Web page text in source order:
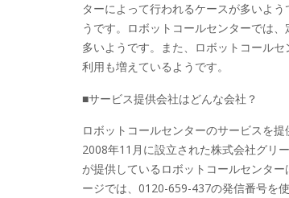
ターによって行われるケースが多いよ
うです。ロボットコールセンターでは
多いようです。また、ロボットコール
利用も増えているようです。
■サービス提供会社はどんな会社？
ロボットコールセンターのサービスを
2008年11月に設立された株式会社グリ
が提供しているロボットコールセンタ
ージでは、0120-659-437の発信番号を